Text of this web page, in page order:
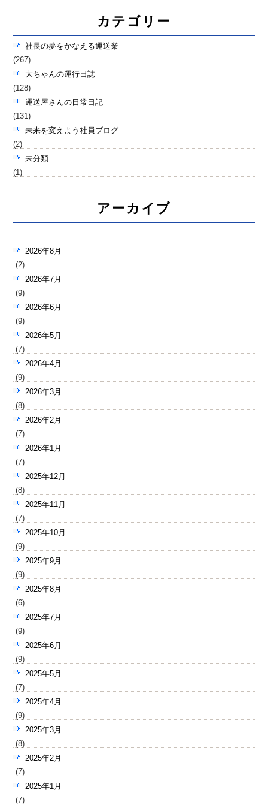
カテゴリー
社長の夢をかなえる運送業
(267)
大ちゃんの運行日誌
(128)
運送屋さんの日常日記
(131)
未来を変えよう社員ブログ
(2)
未分類
(1)
アーカイブ
2026年8月
(2)
2026年7月
(9)
2026年6月
(9)
2026年5月
(7)
2026年4月
(9)
2026年3月
(8)
2026年2月
(7)
2026年1月
(7)
2025年12月
(8)
2025年11月
(7)
2025年10月
(9)
2025年9月
(9)
2025年8月
(6)
2025年7月
(9)
2025年6月
(9)
2025年5月
(7)
2025年4月
(9)
2025年3月
(8)
2025年2月
(7)
2025年1月
(7)